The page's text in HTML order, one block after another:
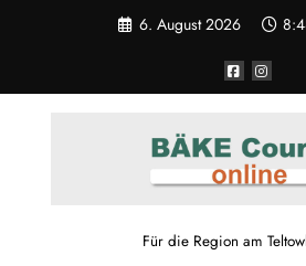
6. August 2026
Für die Region am